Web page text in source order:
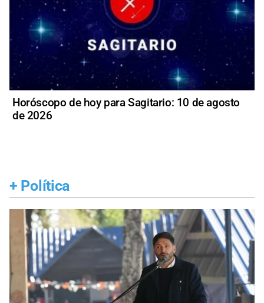
Horóscopo de hoy para Sagitario: 10 de agosto
de 2026
+ Política